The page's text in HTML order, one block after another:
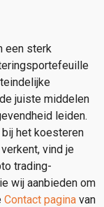
een sterk
juiste middelen
leiden.
het koesteren
vind je
trading-
wij aanbieden om
Contact pagina van